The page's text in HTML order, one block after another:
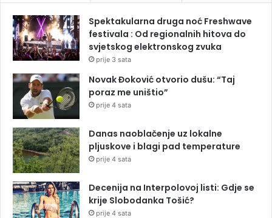
Spektakularna druga noć Freshwave
festivala : Od regionalnih hitova do
svjetskog elektronskog zvuka
prije 3 sata
Novak Đoković otvorio dušu: “Taj
poraz me uništio”
prije 4 sata
Danas naoblačenje uz lokalne
pljuskove i blagi pad temperature
prije 4 sata
Decenija na Interpolovoj listi: Gdje se
krije Slobodanka Tošić?
prije 4 sata